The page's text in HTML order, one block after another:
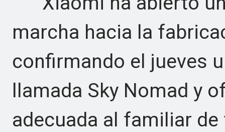
marcha hacia la
confirmando el jueves
llamada Sky Nomad y
adecuada al familiar